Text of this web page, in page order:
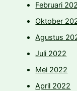
Februari
Oktober
Agustus
Juli 2022
Mei 2022
April 2022